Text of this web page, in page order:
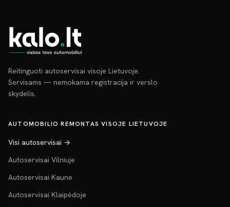
Reitinguoti autoservisai visoje Lietuvoje.
Servisams — nemokama registracija ir verslo
skydelis.
AUTOMOBILIO REMONTAS VISOJE LIETUVOJE
Visi autoservisai →
Autoservisai Vilniuje
Autoservisai Kaune
Autoservisai Klaipėdoje